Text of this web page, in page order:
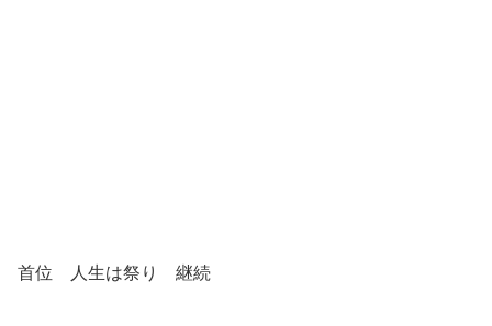
首位 人生は祭り 継続